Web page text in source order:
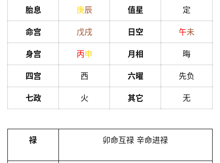
胎息 庚辰 值星 定
命宫 戊戌 日空 午未
身宫 丙申 月相 晦
四宫 西 六曜 先负
七政 火 其它 无
禄 卯命互禄 辛命进禄